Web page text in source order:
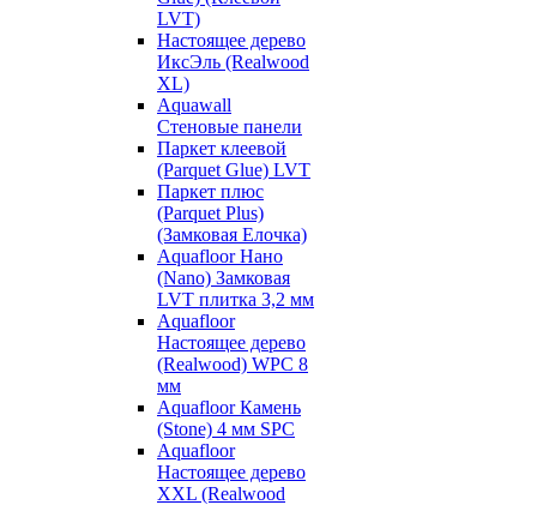
LVT)
Настоящее дерево
ИксЭль (Realwood
XL)
Aquawall
Стеновые панели
Паркет клеевой
(Parquet Glue) LVT
Паркет плюс
(Parquet Plus)
(Замковая Елочка)
Aquafloor Нано
(Nano) Замковая
LVT плитка 3,2 мм
Aquafloor
Настоящее дерево
(Realwood) WPC 8
мм
Aquafloor Камень
(Stone) 4 мм SPC
Aquafloor
Настоящее дерево
XXL (Realwood